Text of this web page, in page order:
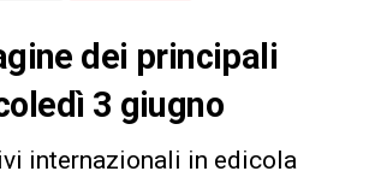
dei principali
3 giugno
internazionali in edicola